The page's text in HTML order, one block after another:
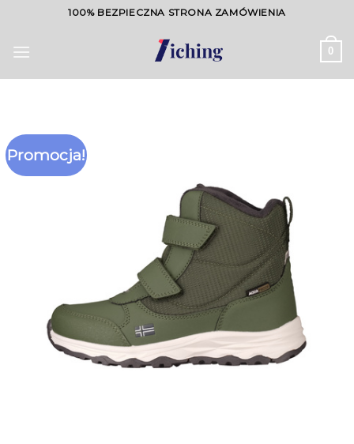
content
100% BEZPIECZNA STRONA ZAMÓWIENIA
0
Promocja!